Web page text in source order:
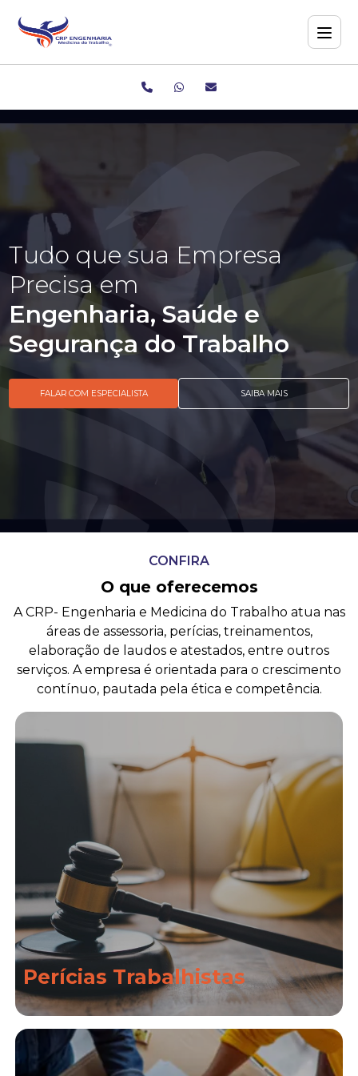
Tudo que sua Empresa
Precisa em
Engenharia, Saúde e
Segurança do Trabalho
FALAR COM ESPECIALISTA SAIBA MAIS
CONFIRA
O que oferecemos
A CRP- Engenharia e Medicina do Trabalho atua nas
áreas de assessoria, perícias, treinamentos,
elaboração de laudos e atestados, entre outros
serviços. A empresa é orientada para o crescimento
contínuo, pautada pela ética e competência.
Perícias Trabalhistas
Saiba Mais